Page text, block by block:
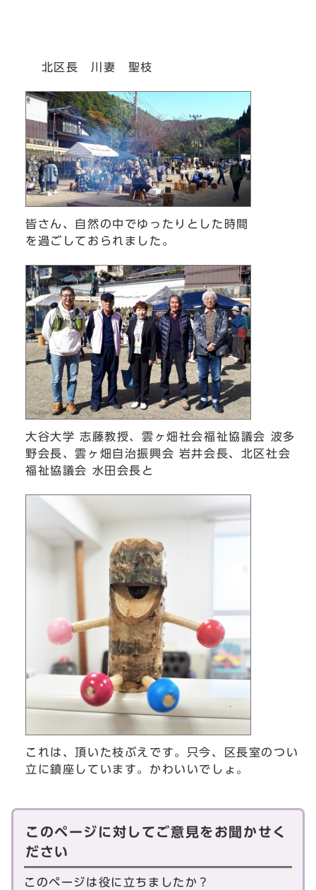
北区長 川妻 聖枝
皆さん、自然の中でゆったりとした時間
を過ごしておられました。
大谷大学 志藤教授、雲ヶ畑社会福祉協議会 波多
野会長、雲ヶ畑自治振興会 岩井会長、北区社会
福祉協議会 水田会長と
これは、頂いた枝ぶえです。只今、区長室のつい
立に鎮座しています。かわいいでしょ。
このページに対してご意見をお聞かせく
ださい
このページは役に立ちましたか？